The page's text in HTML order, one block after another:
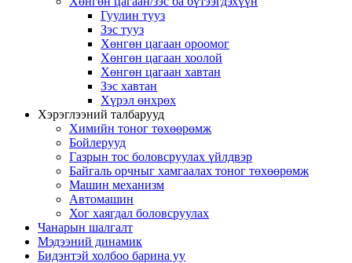
Гуулин тууз
Зэс тууз
Хөнгөн цагаан ороомог
Хөнгөн цагаан хоолой
Хөнгөн цагаан хавтан
Зэс хавтан
Хүрэл өнхрөх
Хэрэглээний талбарууд
Химийн тоног төхөөрөмж
Бойлерууд
Газрын тос боловсруулах үйлдвэр
Байгаль орчныг хамгаалах тоног төхөөрөмж
Машин механизм
Автомашин
Хог хаягдал боловсруулах
Чанарын шалгалт
Мэдээний динамик
Бидэнтэй холбоо барина уу